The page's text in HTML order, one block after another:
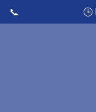
📞 🕒